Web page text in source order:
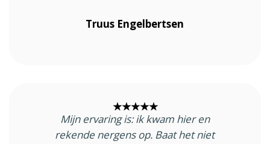
Truus Engelbertsen
★★★★★
Mijn ervaring is: ik kwam hier en
rekende nergens op. Baat het niet